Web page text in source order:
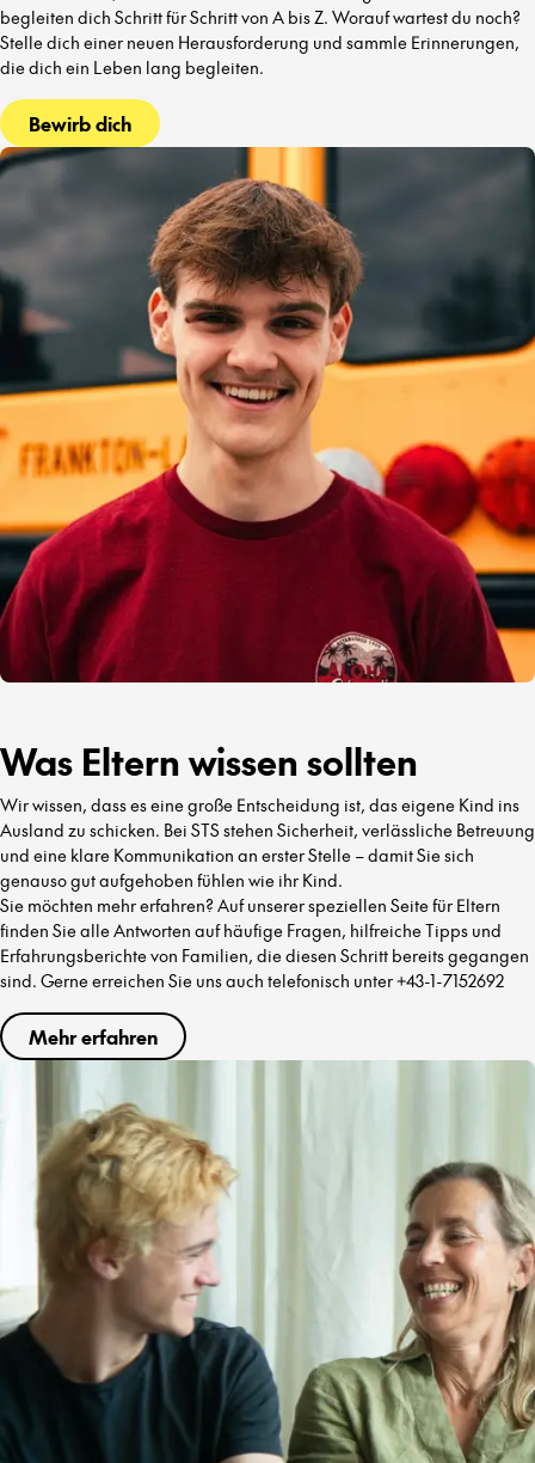
begleiten dich Schritt für Schritt von A bis Z. Worauf wartest du noch?
Stelle dich einer neuen Herausforderung und sammle Erinnerungen,
die dich ein Leben lang begleiten.
Bewirb dich
Was Eltern wissen sollten
Wir wissen, dass es eine große Entscheidung ist, das eigene Kind ins
Ausland zu schicken. Bei STS stehen Sicherheit, verlässliche Betreuung
und eine klare Kommunikation an erster Stelle – damit Sie sich
genauso gut aufgehoben fühlen wie ihr Kind.
Sie möchten mehr erfahren? Auf unserer speziellen Seite für Eltern
finden Sie alle Antworten auf häufige Fragen, hilfreiche Tipps und
Erfahrungsberichte von Familien, die diesen Schritt bereits gegangen
sind. Gerne erreichen Sie uns auch telefonisch unter +43-1-7152692
Mehr erfahren